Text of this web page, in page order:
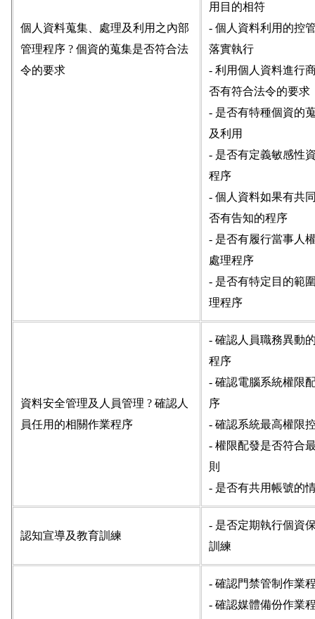
個人資料蒐集、處理及利用之內部
管理程序 ? 個資的蒐集是否符合法
令的要求
用目的相符
- 個人資料利用的控
落實執行
- 利用個人資料進行
否有符合法令的要求
- 是否有特種個資的
及利用
- 是否有定義敏感性
程序
- 個人資料如果有共
否有告知的程序
- 是否有履行當事人
處理程序
- 是否有特定目的範
理程序
資料安全管理及人員管理 ? 確認人
員任用的相關作業程序
- 確認人員職務異動
程序
- 確認電腦系統權限
序
- 確認系統最高權限
- 權限配發是否符合
則
- 是否有共用帳號的
認知宣導及教育訓練
- 是否定期執行個資
訓練
- 確認門禁管制作業
- 確認媒體備份作業